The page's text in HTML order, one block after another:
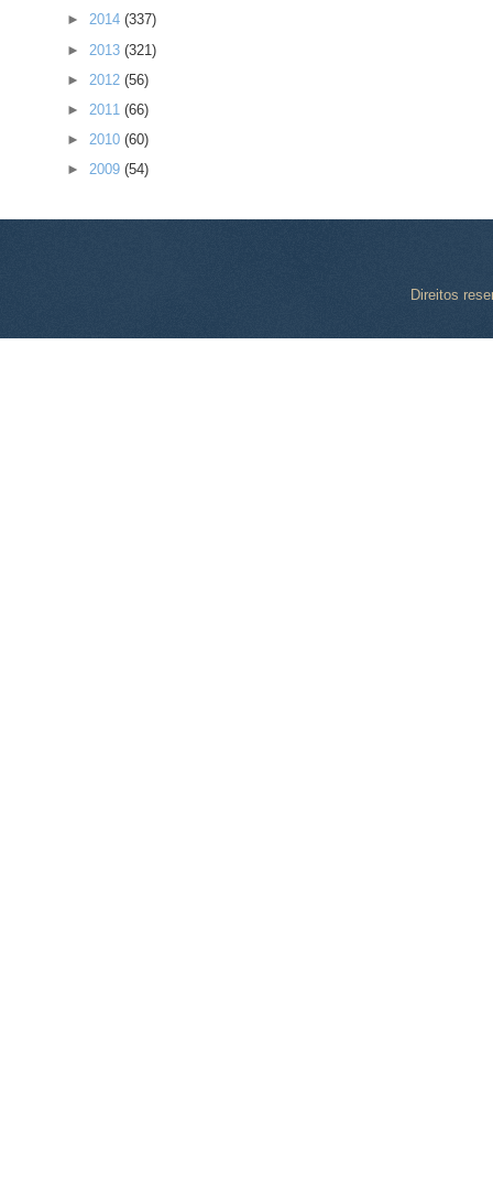
► 2014 (337)
► 2013 (321)
► 2012 (56)
► 2011 (66)
► 2010 (60)
► 2009 (54)
Direitos